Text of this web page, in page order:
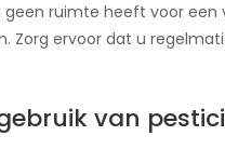
geen ruimte heeft voor een
Zorg ervoor dat u
van